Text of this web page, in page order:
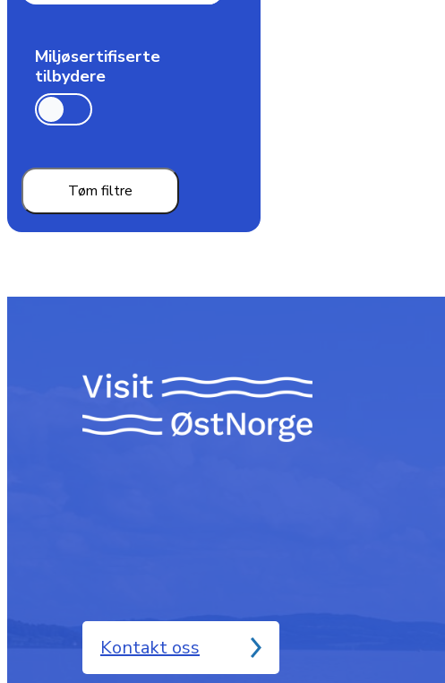
Miljøsertifiserte
tilbydere
Tøm filtre
Kontakt oss